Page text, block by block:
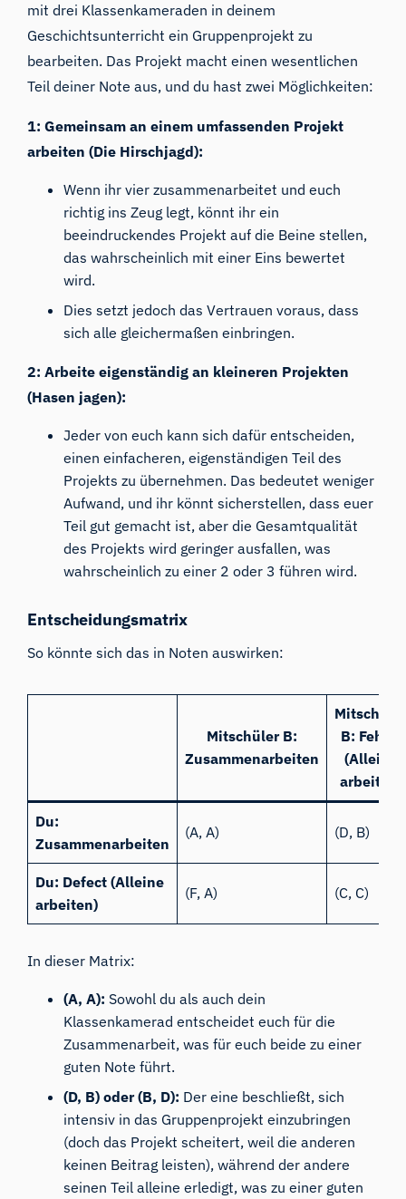
mit drei Klassenkameraden in deinem
Geschichtsunterricht ein Gruppenprojekt zu
bearbeiten. Das Projekt macht einen wesentlichen
Teil deiner Note aus, und du hast zwei Möglichkeiten:
1: Gemeinsam an einem umfassenden Projekt
arbeiten (Die Hirschjagd):
Wenn ihr vier zusammenarbeitet und euch
richtig ins Zeug legt, könnt ihr ein
beeindruckendes Projekt auf die Beine stellen,
das wahrscheinlich mit einer Eins bewertet
wird.
Dies setzt jedoch das Vertrauen voraus, dass
sich alle gleichermaßen einbringen.
2: Arbeite eigenständig an kleineren Projekten
(Hasen jagen):
Jeder von euch kann sich dafür entscheiden,
einen einfacheren, eigenständigen Teil des
Projekts zu übernehmen. Das bedeutet weniger
Aufwand, und ihr könnt sicherstellen, dass euer
Teil gut gemacht ist, aber die Gesamtqualität
des Projekts wird geringer ausfallen, was
wahrscheinlich zu einer 2 oder 3 führen wird.
Entscheidungsmatrix
So könnte sich das in Noten auswirken:
Mitschüler B:
Zusammenarbeiten
B: Fehler
(Alleine
arbeiten)
Du:
Zusammenarbeiten
(A, A) (D, B)
Du: Defect (Alleine
arbeiten)
(F, A) (C, C)
In dieser Matrix:
(A, A): Sowohl du als auch dein
Klassenkamerad entscheidet euch für die
Zusammenarbeit, was für euch beide zu einer
guten Note führt.
(D, B) oder (B, D): Der eine beschließt, sich
intensiv in das Gruppenprojekt einzubringen
(doch das Projekt scheitert, weil die anderen
keinen Beitrag leisten), während der andere
seinen Teil alleine erledigt, was zu einer guten